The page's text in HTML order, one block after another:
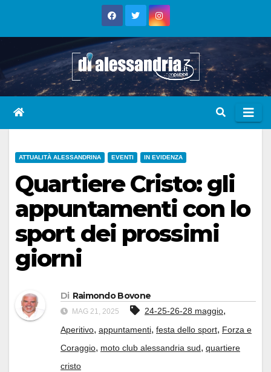
ATTUALITÀ ALESSANDRINA EVENTI IN EVIDENZA
Quartiere Cristo: gli
appuntamenti con lo
sport dei prossimi
giorni
Di Raimondo Bovone
MAG 21, 2025 24-25-26-28 maggio,
Aperitivo, appuntamenti, festa dello sport, Forza e
Coraggio, moto club alessandria sud, quartiere
cristo